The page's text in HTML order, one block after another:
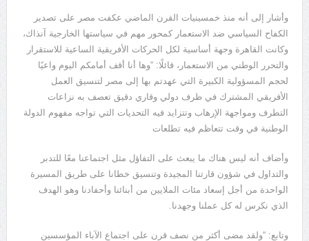
وأشار إلى أنه منذ خمسينيات القرن الماضي عكفت مصر على تصدير
الكفاح السياسي ضد الاستعمار كمحور مهم في سياستها الخارجية آنذاك،
وكانت القاهرة وجهة أساسية لكل الحركات الأفريقية الساعية للاستقرار
والتحرر الوطني من الاستعمار، قائلًا: “وها أنا أقف أمامكم اليوم واعيًا
لحجم المسؤولية الكبيرة التي عهدتم بها إلى مصر لتنسيق العمل
الأفريقي المشترك في ظرف دولي وقاري دقيق تعصف به نزاعات
التطرف ومواجهة الإرهاب وتتزايد فيه التحديات التي تواجه مفهوم الدولة
الوطنية في وقت تتعاظم فيه تطلعات
وأضاف أنه ليس هناك ما يبعث على التفاؤل مثل اجتماعنا معًا للتدبر
والتداول في شؤون قارتنا المجيدة وتنسيق خطانا على طريق المسيرة
الواحدة من أجل إسعاد مئات الملايين من أبنائنا وأحفادنا وهو الهدف
الذي نكرس له كل عملنا وجهدنا.
وتابع: “ولقد مضى أكثر من نصف قرن على اجتماع الآباء المؤسسين